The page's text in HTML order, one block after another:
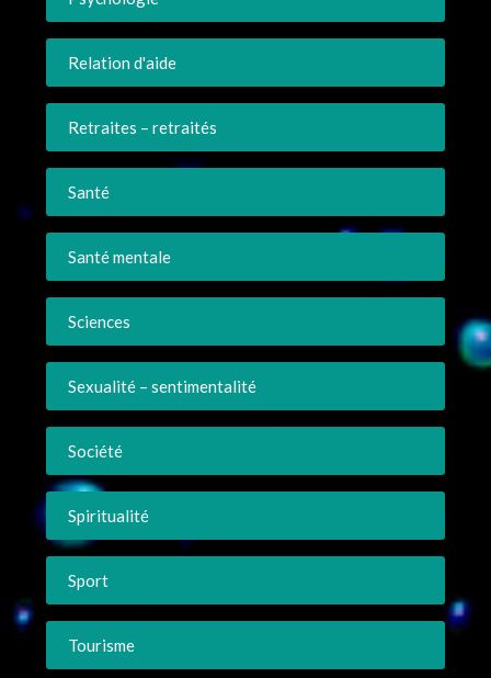
Relation d'aide
Retraites – retraités
Santé
Santé mentale
Sciences
Sexualité – sentimentalité
Société
Spiritualité
Sport
Tourisme